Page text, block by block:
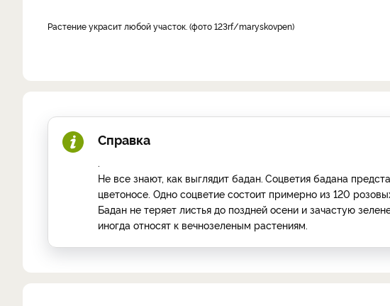
Растение украсит любой участок. (фото 123rf/maryskovpen)
Справка
.
Не все знают, как выглядит бадан. Соцветия бадана
цветоносе. Одно соцветие состоит примерно из 120
Бадан не теряет листья до поздней осени и зачастую
иногда относят к вечнозеленым растениям.